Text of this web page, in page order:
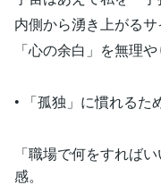
内側から湧き上がる
「心の余白」を無理
• 「孤独」に慣れるた
「職場で何をすれば
感。